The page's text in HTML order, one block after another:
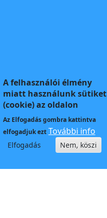
A felhasználói élmény
miatt használunk sütiket
(cookie) az oldalon
Az Elfogadásgombra kattintva
elfogadjuk ezt További info
Elfogadás Nem, köszi